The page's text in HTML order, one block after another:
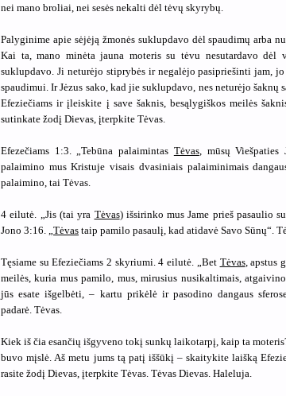
nei mano broliai, nei sesės nekalti dėl tėvų skyrybų.
Palyginime apie sėjėją žmonės suklupdavo dėl spaudimų arba
Kai ta, mano minėta jauna moteris su tėvu nesutardavo dėl
suklupdavo. Ji neturėjo stiprybės ir negalėjo pasipriešinti jam,
spaudimui. Ir Jėzus sako, kad jie suklupdavo, nes neturėjo
Efeziečiams ir įleiskite į save šaknis, besąlygiškos meilės
sutinkate žodį Dievas, įterpkite Tėvas.
Efezečiams 1:3. „Tebūna palaimintas Tėvas, mūsų Viešpaties
palaimino mus Kristuje visais dvasiniais palaiminimais
palaimino, tai Tėvas.
4 eilutė. „Jis (tai yra Tėvas) išsirinko mus Jame prieš pasaulio
Jono 3:16. „ Tėvas taip pamilo pasaulį, kad atidavė Savo Sūnų“.
Tęsiame su Efeziečiams 2 skyriumi. 4 eilutė. „Bet Tėvas, apstus
meilės, kuria mus pamilo, mus, mirusius nusikaltimais,
jūs esate išgelbėti, – kartu prikėlė ir pasodino dangaus
padarė. Tėvas.
Kiek iš čia esančių išgyveno tokį sunkų laikotarpį, kaip ta
buvo mįslė. Aš metu jums tą patį iššūkį – skaitykite laišką
rasite žodį Dievas, įterpkite Tėvas. Tėvas Dievas. Haleluja.